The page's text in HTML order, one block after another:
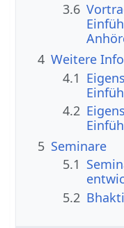
3.6
4 Weitere
4.1
4.2
5 Seminare
5.1
5.2